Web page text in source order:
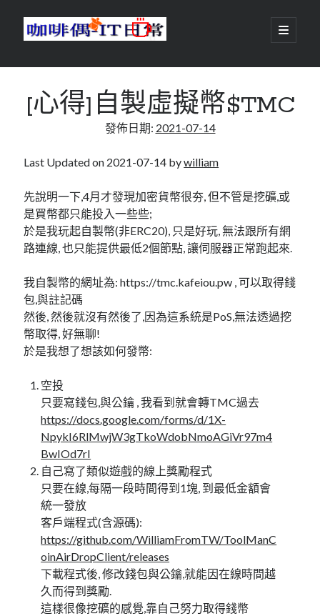
咖
偶-
日
開
啟
資
訊
欄
搜尋
container database
docker elementaryOS esxi
httpd
LetsEncrypt linux
lubuntu MacOS
microsoft
outlook podman postfix
RockyLinux
spam ubuntu vm
vpn windows
一個人的武林 品質管理系統 單車
分類
[心得]自製虛擬幣$TMC
發佈日期: 2021-07-14
Last Updated on 2021-07-14 bywilliam
先說明一下,4月才發現加密貨幣很夯, 但不管是挖礦,或
是買幣都只能投入一些些;
於是我玩起自製幣(非ERC20), 只是好玩, 無法跟所有網
路連線, 也只能提供最低2個節點, 讓伺服器正常跑起來.
我自製幣的網址為: https://tmc.kafeiou.pw , 可以取得錢
包,與註記碼
然後, 然後就沒有然後了,因為這系統是PoS,無法透過挖
幣取得, 好無聊!
於是我想了想該如何發幣:
空投
只要寫錢包,與公鑰 , 我看到就會轉TMC過去
https://docs.google.com/forms/d/1X-
NpykI6RlMwjW3gTkoWdobNmoAGiVr97m4
BwIOd7rI
自己寫了類似遊戲的線上獎勵程式
只要在線,每隔一段時間得到1塊, 到最低金額會
統一發放
客戶端程式(含源碼):
https://github.com/WilliamFromTW/ToolManC
oinAirDropClient/releases
下載程式後, 修改錢包與公鑰,就能因在線時間越
久而得到獎勵.
這樣很像挖礦的感覺,靠自己努力取得錢幣